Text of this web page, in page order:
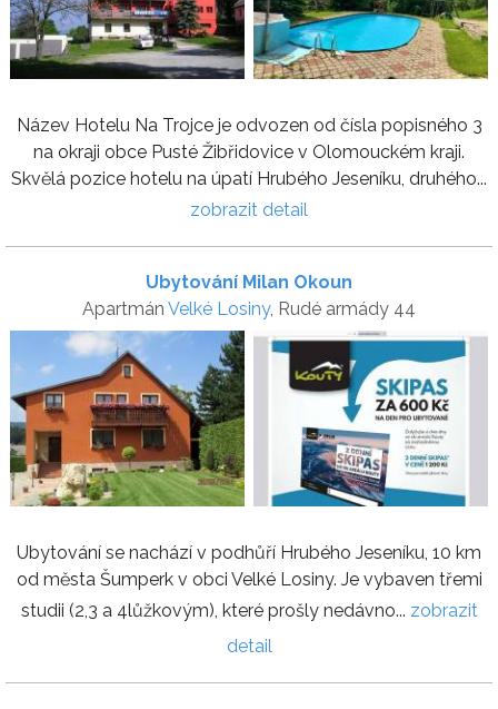
Název Hotelu Na Trojce je odvozen od čísla popisného 3
na okraji obce Pusté Žibřidovice v Olomouckém kraji.
Skvělá pozice hotelu na úpatí Hrubého Jeseníku, druhého...
zobrazit detail
Ubytování Milan Okoun
Apartmán Velké Losiny, Rudé armády 44
Ubytování se nachází v podhůří Hrubého Jeseníku, 10 km
od města Šumperk v obci Velké Losiny. Je vybaven třemi
studii (2,3 a 4lůžkovým), které prošly nedávno... zobrazit
detail